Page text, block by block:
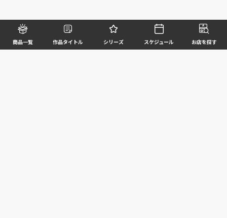
商品一覧 作品タイトル シリーズ スケジュール お店を探す